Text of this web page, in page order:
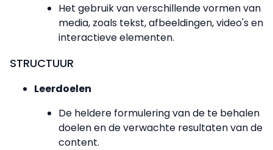
Het gebruik van verschillende vormen van
media, zoals tekst, afbeeldingen, video's en
interactieve elementen.
STRUCTUUR
Leerdoelen
De heldere formulering van de te behalen
doelen en de verwachte resultaten van de
content.